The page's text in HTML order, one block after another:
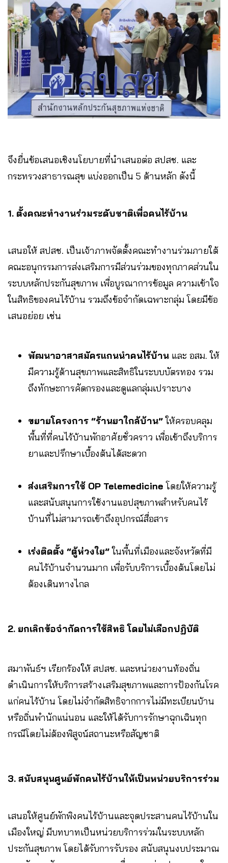
จึงยื่นข้อเสนอเชิงนโยบายที่นำเสนอต่อ สปสช. และ
กระทรวงสาธารณสุข แบ่งออกเป็น 5 ด้านหลัก ดังนี้
1. ตั้งคณะทำงานร่วมระดับชาติเพื่อคนไร้บ้าน
เสนอให้ สปสช. เป็นเจ้าภาพจัดตั้งคณะทำงานร่วมภายใต้
คณะอนุกรรมการส่งเสริมการมีส่วนร่วมของทุกภาคส่วนใน
ระบบหลักประกันสุขภาพ เพื่อบูรณาการข้อมูล ความเข้าใจ
ในสิทธิของคนไร้บ้าน รวมถึงข้อจำกัดเฉพาะกลุ่ม โดยมีข้อ
เสนอย่อย เช่น
พัฒนาอาสาสมัครแกนนำคนไร้บ้าน และ อสม. ให้
มีความรู้ด้านสุขภาพและสิทธิในระบบบัตรทอง รวม
ถึงทักษะการคัดกรองและดูแลกลุ่มเปราะบาง
ขยายโครงการ “ร้านยาใกล้บ้าน”ให้ครอบคลุม
พื้นที่ที่คนไร้บ้านพักอาศัยชั่วคราว เพื่อเข้าถึงบริการ
ยาและปรึกษาเบื้องต้นได้สะดวก
ส่งเสริมการใช้ OP Telemedicine โดยให้ความรู้
และสนับสนุนการใช้งานแอปสุขภาพสำหรับคนไร้
บ้านที่ไม่สามารถเข้าถึงอุปกรณ์สื่อสาร
เร่งติดตั้ง “ตู้ห่วงใย”ในพื้นที่เมืองและจังหวัดที่มี
คนไร้บ้านจำนวนมาก เพื่อรับบริการเบื้องต้นโดยไม่
ต้องเดินทางไกล
2. ยกเลิกข้อจำกัดการใช้สิทธิ โดยไม่เลือกปฏิบัติ
สมาพันธ์ฯ เรียกร้องให้ สปสช. และหน่วยงานท้องถิ่น
ดำเนินการให้บริการสร้างเสริมสุขภาพและการป้องกันโรค
แก่คนไร้บ้าน โดยไม่จำกัดสิทธิจากการไม่มีทะเบียนบ้าน
หรือถิ่นพำนักแน่นอน และให้ได้รับการรักษาฉุกเฉินทุก
กรณีโดยไม่ต้องพิสูจน์สถานะหรือสัญชาติ
3. สนับสนุนศูนย์พักคนไร้บ้านให้เป็นหน่วยบริการร่วม
เสนอให้ศูนย์พักพิงคนไร้บ้านและจุดประสานคนไร้บ้านใน
เมืองใหญ่ มีบทบาทเป็นหน่วยบริการร่วมในระบบหลัก
ประกันสุขภาพ โดยได้รับการรับรอง สนับสนุนงบประมาณ